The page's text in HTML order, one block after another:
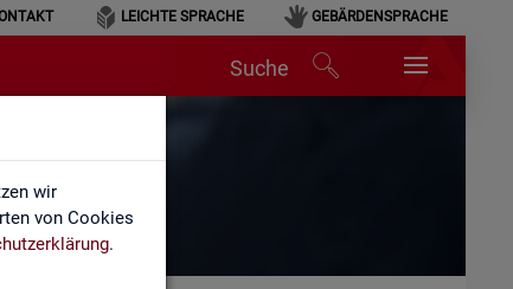
wir
von Cookies
.
LEICHTE SPRACHE GEBÄRDENSPRACHE
Suche